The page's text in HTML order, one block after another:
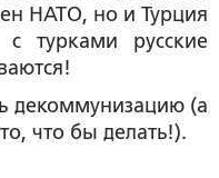
НАТО, но и Турция
турками русские
декоммунизацию (а
что бы делать!).